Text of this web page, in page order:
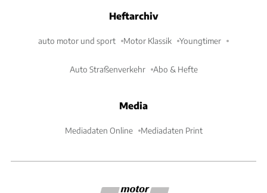
Heftarchiv
auto motor und sport Motor Klassik Youngtimer
Auto Straßenverkehr Abo & Hefte
Media
Mediadaten Online Mediadaten Print